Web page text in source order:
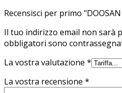
Recensisci per primo
Il tuo indirizzo email non sarà
obbligatori sono
La vostra valutazione *
La vostra recensione *